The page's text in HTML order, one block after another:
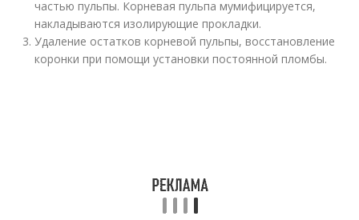
частью пульпы. Корневая пульпа мумифицируется,
накладываются изолирующие прокладки.
Удаление остатков корневой пульпы, восстановление
коронки при помощи установки постоянной пломбы.